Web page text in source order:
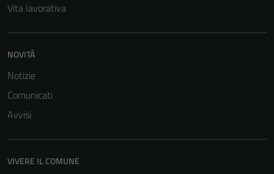
Vita lavorativa
NOVITÀ
Notizie
Comunicati
Avvisi
VIVERE IL COMUNE